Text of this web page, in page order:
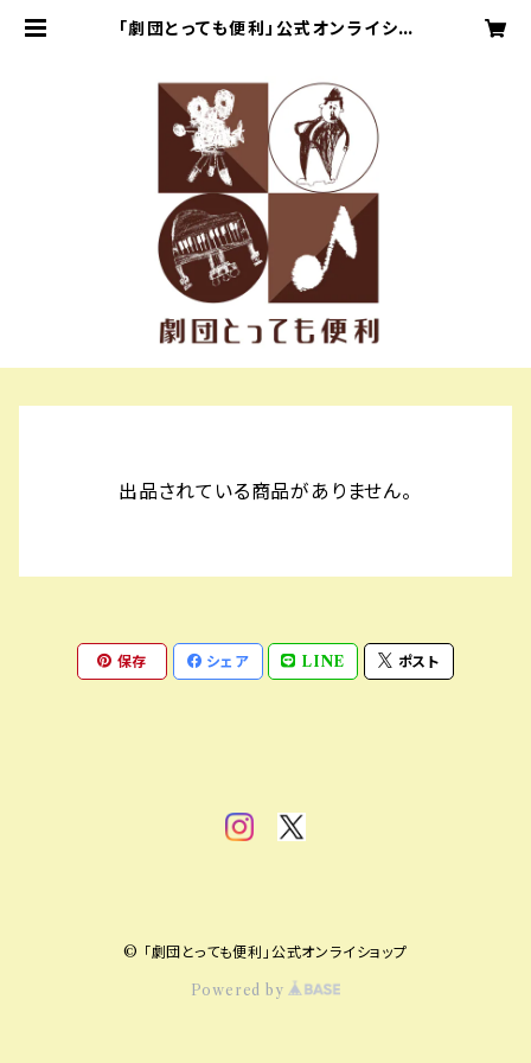
「劇団とっても便利」公式オンライショ
出品されている商品がありません。
保存 シェア LINE ポスト
© 「劇団とっても便利」公式オンライショップ
Powered by